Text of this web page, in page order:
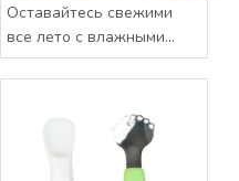
Оставайтесь свежими
все лето с влажными
салфетками Momotaro
Baby